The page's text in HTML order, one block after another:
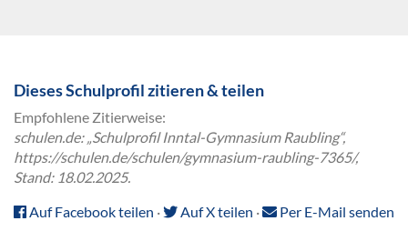
Dieses Schulprofil zitieren & teilen
Empfohlene Zitierweise:
schulen.de: „Schulprofil Inntal-Gymnasium Raubling“,
https://schulen.de/schulen/gymnasium-raubling-7365/,
Stand: 18.02.2025.
Auf Facebook teilen · Auf X teilen · Per E-Mail senden